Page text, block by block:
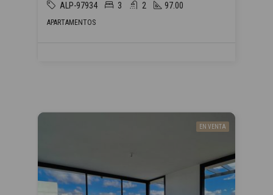
ALP-97934 3 2 97.00
APARTAMENTOS
EN VENTA